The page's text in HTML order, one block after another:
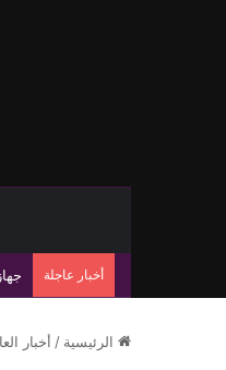
أخبار عاجلة جهاز
الرئيسية / أخبار